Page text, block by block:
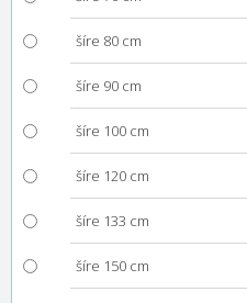
šíre 80 cm
šíre 90 cm
šíre 100 cm
šíre 120 cm
šíre 133 cm
šíre 150 cm